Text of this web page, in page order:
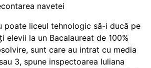
navetei
poate liceul tehnologic să-i ducă pe
elevii la un Bacalaureat de 100%
sunt care au intrat cu media
3, spune inspectoarea Iuliana